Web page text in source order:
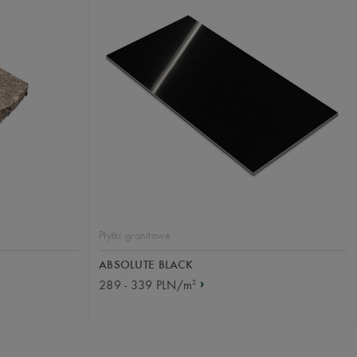
Płytki granitowe
ABSOLUTE BLACK
289 - 339 PLN/m2